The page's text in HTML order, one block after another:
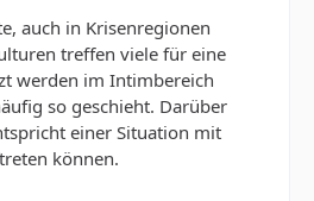
auch in Krisenregionen
treffen viele für eine
werden im Intimbereich
so geschieht. Darüber
einer Situation mit
können.